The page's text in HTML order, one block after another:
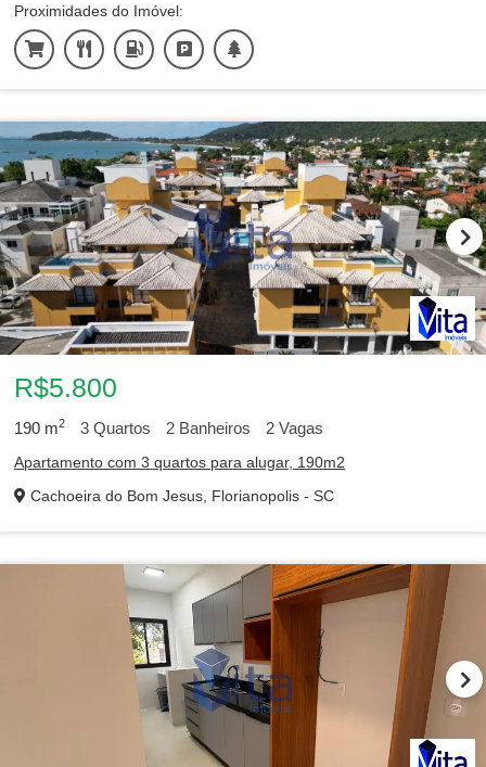
Proximidades do Imóvel:
R$5.800
190 m2 3 Quartos 2 Banheiros 2 Vagas
Apartamento com 3 quartos para alugar, 190m2
Cachoeira do Bom Jesus, Florianopolis - SC